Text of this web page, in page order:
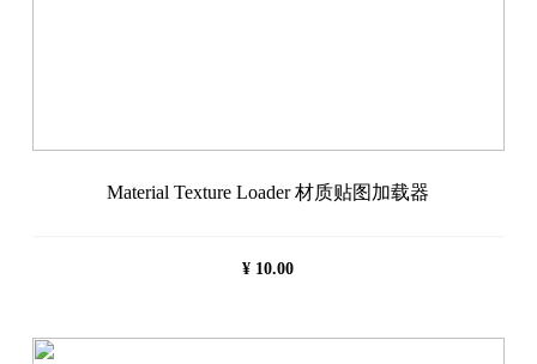
Material Texture Loader 材质贴图加载器
¥ 10.00